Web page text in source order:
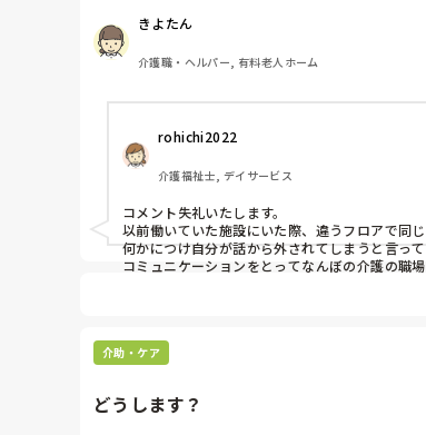
あるときには、同僚の還暦祝いで食事に行
子。
重要な話は、私には回ってこない。この対応
できるだけ、早く辞めて楽になりたい
きよたん
介護職・ヘルパー, 有料老人ホーム
rohichi2022
介護福祉士, デイサービス
コメント失礼いたします。
以前働いていた施設にいた際、違うフロアで同
何かにつけ自分が話から外されてしまうと言っ
コミュニケーションをとってなんぼの介護の職
私は当時リーダーをしていたので、スタッフ
介助・ケア
どうします？